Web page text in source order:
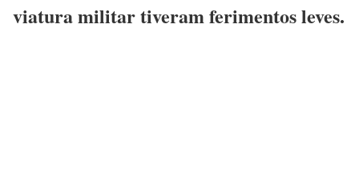
viatura militar tiveram ferimentos leves.